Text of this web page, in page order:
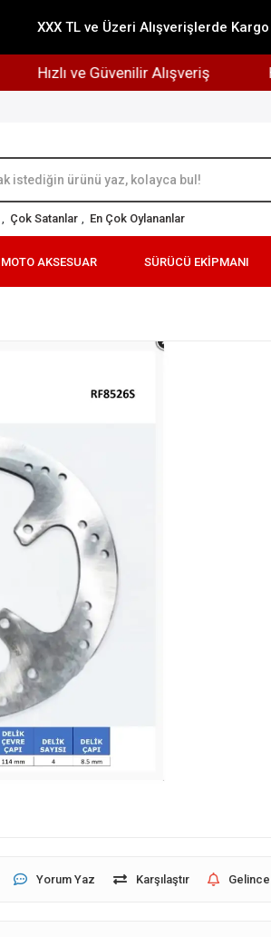
XXX TL ve Üzeri Alışverişlerde
Hızlı ve Güvenilir Alışveriş
, Çok Satanlar , En Çok Oylananlar
MOTO AKSESUAR SÜRÜCÜ EKİPMANI
Yorum Yaz Karşılaştır